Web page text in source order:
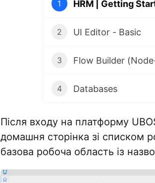
1 HRM | Getting
2 UI Editor - Basic
3 Flow Builder
4 Databases
Після входу на платформу
домашня сторінка зі списком
базова робоча область із